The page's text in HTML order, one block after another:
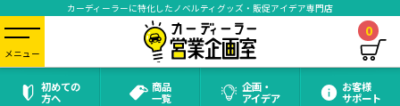
カーディーラーに特化したノベルティグッズ・販促アイデア専門店
メニュー
0
初めての
方へ
商品
一覧
企画・
アイデア
お客様
サポート